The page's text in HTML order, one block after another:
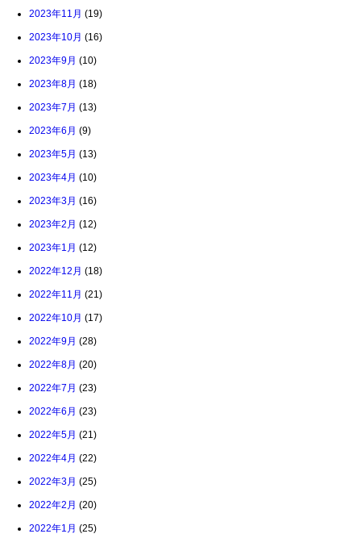
2023年11月 (19)
2023年10月 (16)
2023年9月 (10)
2023年8月 (18)
2023年7月 (13)
2023年6月 (9)
2023年5月 (13)
2023年4月 (10)
2023年3月 (16)
2023年2月 (12)
2023年1月 (12)
2022年12月 (18)
2022年11月 (21)
2022年10月 (17)
2022年9月 (28)
2022年8月 (20)
2022年7月 (23)
2022年6月 (23)
2022年5月 (21)
2022年4月 (22)
2022年3月 (25)
2022年2月 (20)
2022年1月 (25)